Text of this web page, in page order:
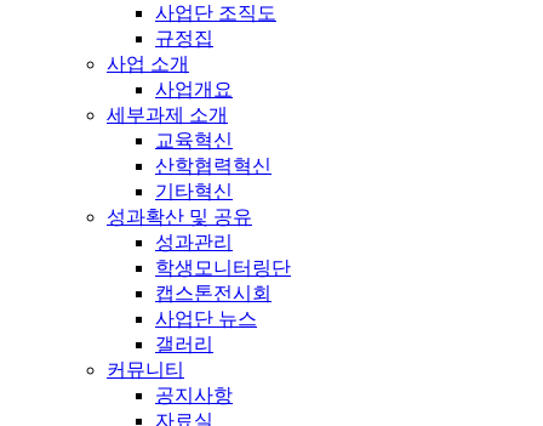
사업단 조직도
규정집
사업 소개
사업개요
세부과제 소개
교육혁신
산학협력혁신
기타혁신
성과확산 및 공유
성과관리
학생모니터링단
캡스톤전시회
사업단 뉴스
갤러리
커뮤니티
공지사항
자료실